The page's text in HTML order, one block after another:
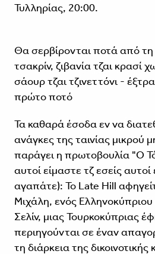
Τυλληρίας, 20:00.
Θα σερβίρονται ποτά από
τσακρίν, ζιβανία τζαι κρασί
σάουρ τζαι τζινεττόνι -
πρώτο ποτό
Τα καθαρά έσοδα εν να
ανάγκες της ταινίας μικρού
παράγει η πρωτοβουλία "Ο
αυτοί είμαστε τζ εσείς
αγαπάτε): Το Late Hill
Μιχάλη, ενός
Σελίν, μιας Τουρκοκύπριας
περιηγούνται σε έναν
τη διάρκεια της